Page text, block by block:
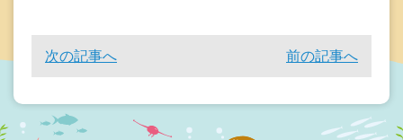
次の記事へ 前の記事へ